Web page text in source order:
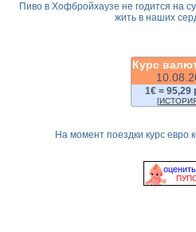
Пиво в Хофбройхаузе не годится на
жить в наших
Курс
1€ = 95,29
На момент поездки курс евро